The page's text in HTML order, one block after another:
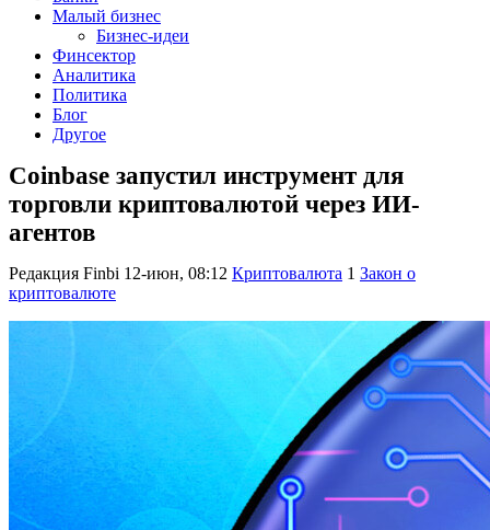
Малый бизнес
Бизнес-идеи
Финсектор
Аналитика
Политика
Блог
Другое
Coinbase запустил инструмент для
торговли криптовалютой через ИИ-
агентов
Редакция Finbi 12-июн, 08:12 Криптовалюта 1 Закон о
криптовалюте